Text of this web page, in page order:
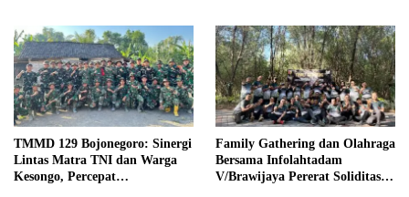
TMMD 129 Bojonegoro: Sinergi
Lintas Matra TNI dan Warga
Kesongo, Percepat
Family Gathering dan Olahraga
Bersama Infolahtadam
V/Brawijaya Pererat Soliditas